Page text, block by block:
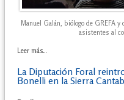
Manuel Galán, biólogo de GREFA
asistentes al
Leer más...
La Diputación Foral
Bonelli en la Sierra